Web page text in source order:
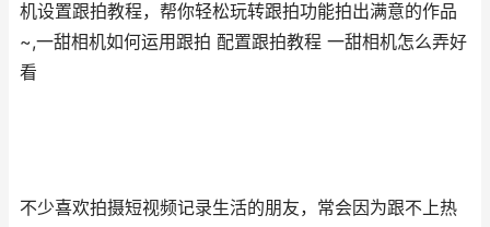
机设置跟拍教程，帮你轻松玩转跟拍功能拍出满意的作品
~,一甜相机如何运用跟拍 配置跟拍教程 一甜相机怎么弄好
看
不少喜欢拍摄短视频记录生活的朋友，常会因为跟不上热